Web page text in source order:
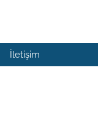
İletişim